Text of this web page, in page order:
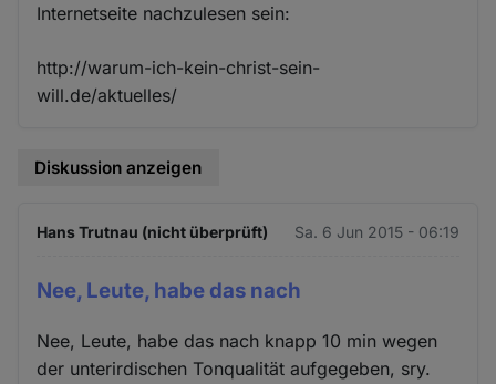
Internetseite nachzulesen sein:
http://warum-ich-kein-christ-sein-
will.de/aktuelles/
Diskussion anzeigen
Hans Trutnau (nicht überprüft) Sa. 6 Jun 2015 - 06:19
Nee, Leute, habe das nach
Nee, Leute, habe das nach knapp 10 min wegen
der unterirdischen Tonqualität aufgegeben, sry.